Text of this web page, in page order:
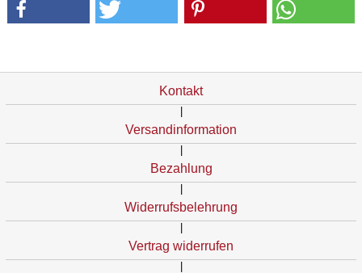
Kontakt
Versandinformation
Bezahlung
Widerrufsbelehrung
Vertrag widerrufen